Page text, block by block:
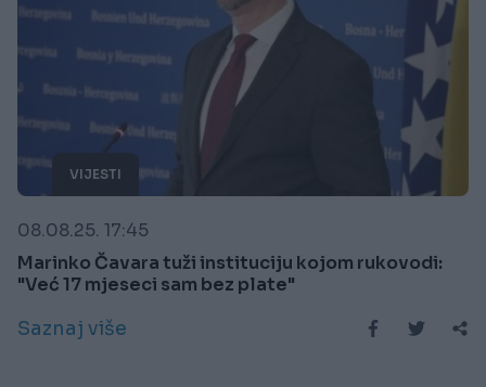
VIJESTI
08.08.25. 17:45
Marinko Čavara tuži instituciju kojom rukovodi:
"Već 17 mjeseci sam bez plate"
Saznaj više